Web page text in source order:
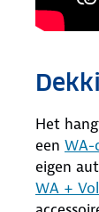
Het
een WA-
eigen
WA +